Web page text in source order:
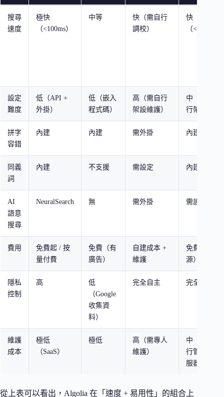
搜尋
速度
極快
（<100ms）
中等
快（需自行
調校）
快
（<50ms）
設定
難度
低（API +
外掛）
低（嵌入
程式碼）
高（需自行
架設維護）
中（需自
行架設）
拼字
容錯
內建 內建 需外掛 內建
同義
詞
內建 不支援 需設定 內建
AI
語意
搜尋
NeuralSearch 無 需外掛 需設定
費用
免費起 / 按
量付費
免費（有
廣告）
自建成本 +
維護
免費（開
源）
隱私
控制
高
低
（Google
收集資
料）
完全自主 完全自主
維護
成本
極低
（SaaS）
極低
高（需專人
維護）
中（需自
行管理伺
服器）
從上表可以看出，Algolia 在「速度 + 易用性」的組合上